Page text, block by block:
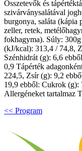
Összetevők és
szivárványsalátával
burgonya, saláta (kápia
zeller, retek,
fokhagyma). Súly:
(kJ/kcal): 313,4 / 74,8,
Szénhidrát (g): 6,6
0,9 Tápérték
224,5, Zsír (g): 9,2
19,9 ebből: Cukrok (g):
Allergéneket tartalmaz
<< Program